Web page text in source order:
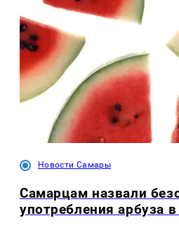
Новости Самары
Самарцам назвали
употребления арбуза